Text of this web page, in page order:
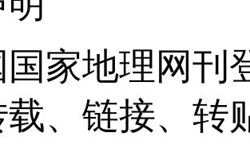
国家地理网刊
、链接、转